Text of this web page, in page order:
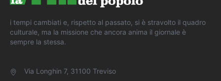
i tempi cambiati e, rispetto al passato, si è stravolto il quadro
culturale, ma la missione che ancora anima il giornale è
sempre la stessa.
Via Longhin 7, 31100 Treviso